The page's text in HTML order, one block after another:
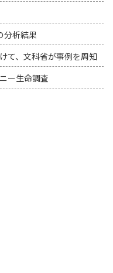
分析結果
て、文科省が事例を周知
ー生命調査